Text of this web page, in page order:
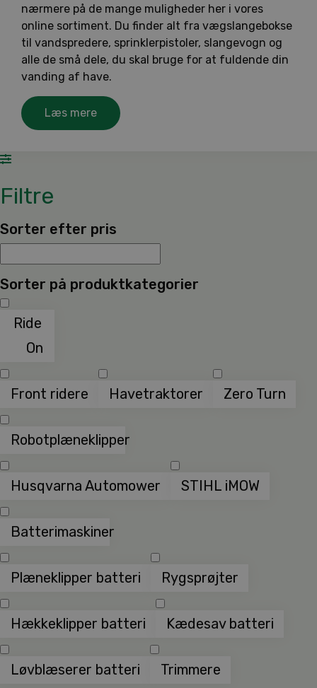
nærmere på de mange muligheder her i vores
online sortiment. Du finder alt fra vægslangebokse
til vandspredere, sprinklerpistoler, slangevogn og
alle de små dele, du skal bruge for at fuldende din
vanding af have.
Læs mere
Filtre
Sorter efter pris
Sorter på produktkategorier
Ride
On
Front ridere Havetraktorer Zero Turn
Robotplæneklipper
Husqvarna Automower STIHL iMOW
Batterimaskiner
Plæneklipper batteri Rygsprøjter
Hækkeklipper batteri Kædesav batteri
Løvblæserer batteri Trimmere